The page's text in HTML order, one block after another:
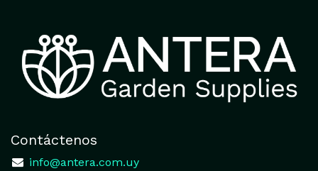
Contáctenos
info@antera.com.uy